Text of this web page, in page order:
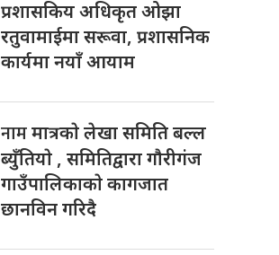
प्रशासकिय अधिकृत ओझा
रतुवामाईमा सरूवा, प्रशासनिक
कार्यमा नयाँ आयाम
नाममात्रकाे लेखा समिति बल्ल
ब्युँतियाे , समितिद्वारा गाैरीगंज
गाउँपालिकाकाे कागजात
छानविन गरिदै